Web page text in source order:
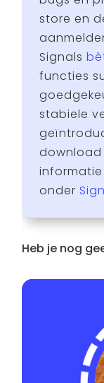
store en
Signals
functies
stabiele
download
onder
Heb je nog